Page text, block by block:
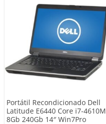
Portátil Recondicionado Dell
Latitude E6440 Core i7-4610M
8Gb 240Gb 14″ Win7Pro